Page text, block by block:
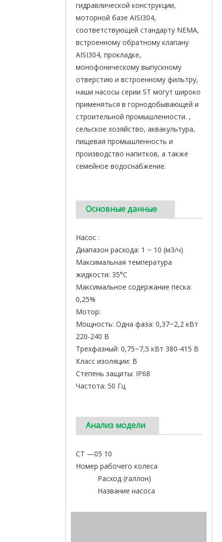
гидравлической конструкции,
моторной базе AISI304,
соответствующей стандарту NEMA,
встроенному обратному клапану
AISI304, прокладке,
монофоническому выпускному
отверстию и встроенному фильтру,
наши насосы серии ST могут широко
применяться в горнодобывающей и
строительной промышленности. ,
сельское хозяйство, аквакультура,
пищевая промышленность и
производство напитков, а также
семейное водоснабжение.
Основные данные
Насос :
Диапазон расхода: 1 ~ 10 (м3/ч)
Максимальная температура
жидкости: 35°C
Максимальное содержание песка:
0,25%
Мотор:
Мощность: Одна фаза: 0,37~2,2 кВт
220-240 В
Трехфазный: 0,75~7,5 кВт 380-415 В
Класс изоляции: В
Степень защиты: IP68
Частота: 50 Гц
Анализ модели
СТ —05 10
Номер рабочего колеса
Расход (галлон)
Название насоса